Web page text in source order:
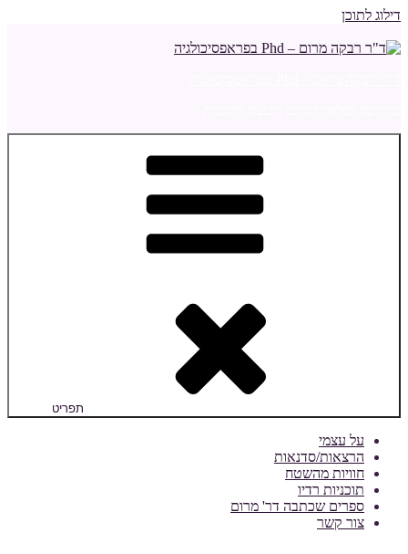
דילוג לתוכן
תפריט
על עצמי
הרצאות/סדנאות
חוויות מהשטח
תוכניות רדיו
ספרים שכתבה דר' מרום
צור קשר